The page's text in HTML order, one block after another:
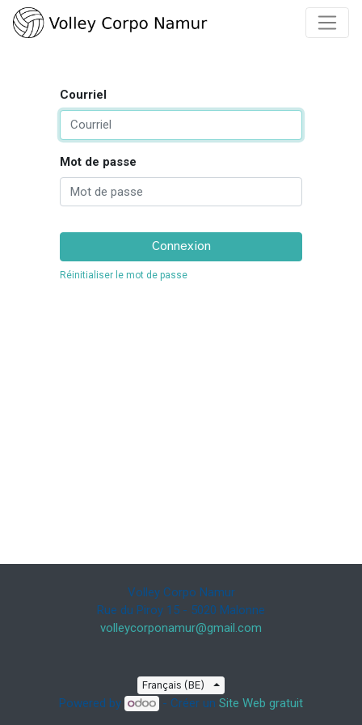
Courriel
Mot de passe
Connexion
Réinitialiser le mot de passe
Volley Corpo Namur
Rue du Piroy 15 - 5020 Malonne
volleycorponamur@gmail.com
Français (BE)
Powered by - Créer unSite Web gratuit